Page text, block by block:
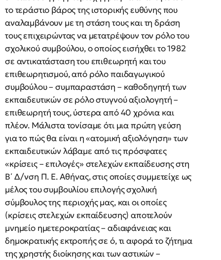
το τεράστιο βάρος της ιστορικής ευθύνης που
αναλαμβάνουν με τη στάση τους και τη δράση
τους επιχειρώντας να μετατρέψουν τον ρόλο του
σχολικού συμβούλου, ο οποίος εισήχθει το 1982
σε αντικατάσταση του επιθεωρητή και του
επιθεωρητισμού, από ρόλο παιδαγωγικού
συμβούλου – συμπαραστάση – καθοδηγητή των
εκπαιδευτικών σε ρόλο στυγνού αξιολογητή –
επιθεωρητή τους, ύστερα από 40 χρόνια και
πλέον. Μάλιστα τονίσαμε ότι μια πρώτη γεύση
για το πώς θα είναι η «ατομική αξιολόγηση» των
εκπαιδευτικών λάβαμε από τις πρόσφατες
«κρίσεις – επιλογές» στελεχών εκπαίδευσης στη
Β΄ Δ/νση Π. Ε. Αθήνας, στις οποίες συμμετείχε ως
μέλος του συμβουλίου επιλογής σχολική
σύμβουλος της περιοχής μας, και οι οποίες
(κρίσεις στελεχών εκπαίδευσης) αποτελούν
μνημείο ημετεροκρατίας – αδιαφάνειας και
δημοκρατικής εκτροπής σε ό, τι αφορά το ζήτημα
της χρηστής διοίκησης και των αστικών –